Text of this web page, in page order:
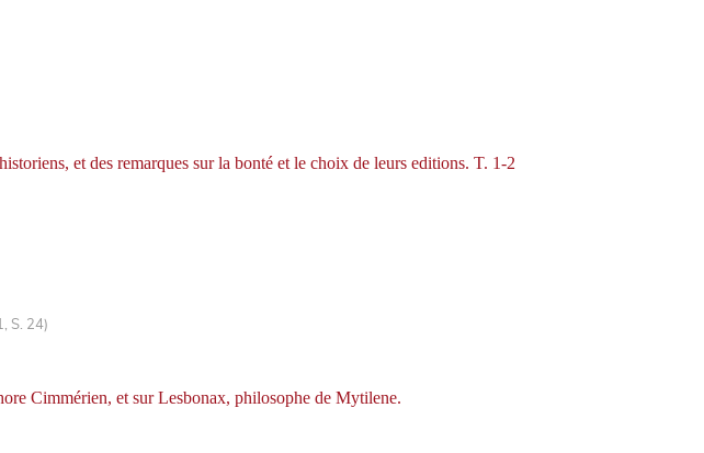
et des remarques sur la bonté et le choix de leurs editions. T. 1-2
S. 24)
Cimmérien, et sur Lesbonax, philosophe de Mytilene.